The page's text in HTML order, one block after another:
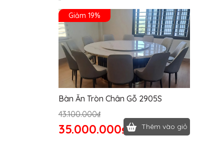
Giảm 19%
Bàn Ăn Tròn Chân Gỗ 2905S
43.100.000₫
35.000.000₫ Thêm vào giỏ